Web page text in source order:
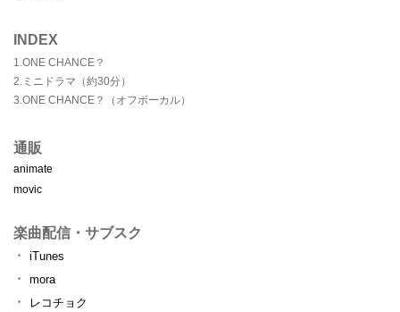
INDEX
1.ONE CHANCE？
2.ミニドラマ（約30分）
3.ONE CHANCE？（オフボーカル）
通販
animate
movic
楽曲配信・サブスク
iTunes
mora
レコチョク